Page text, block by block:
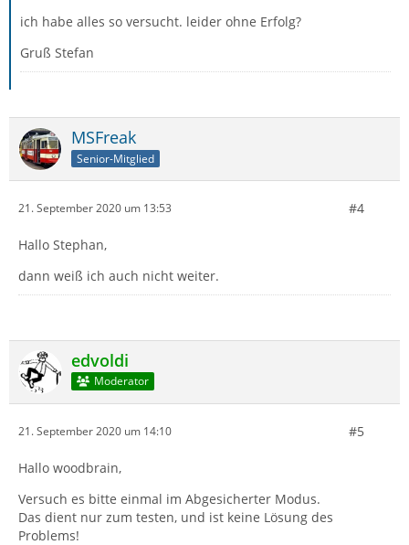
ich habe alles so versucht. leider ohne Erfolg?
Gruß Stefan
MSFreak
Senior-Mitglied
21. September 2020 um 13:53 #4
Hallo Stephan,
dann weiß ich auch nicht weiter.
edvoldi
Moderator
21. September 2020 um 14:10 #5
Hallo woodbrain,
Versuch es bitte einmal im Abgesicherter Modus.
Das dient nur zum testen, und ist keine Lösung des
Problems!